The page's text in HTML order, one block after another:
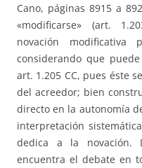
Cano, páginas 8915 a
«modificarse» (art.
novación
considerando que
art. 1.205 CC, pues éste
del acreedor; bien
directo en la autonomía
interpretación
dedica a la novación.
encuentra el debate en